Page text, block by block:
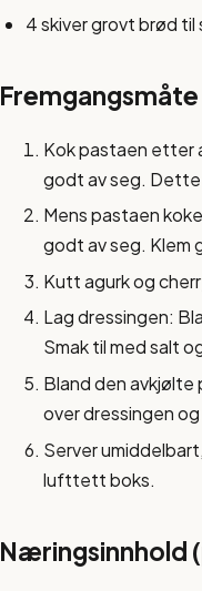
4 skiver grovt brød til
Fremgangsmåte
Kok pastaen etter
godt av seg.
Mens pastaen
godt av seg. Klem
Kutt agurk og
Lag dressingen:
Smak til med salt
Bland den avkjølte
over dressingen
Server
lufttett boks.
Næringsinnhold